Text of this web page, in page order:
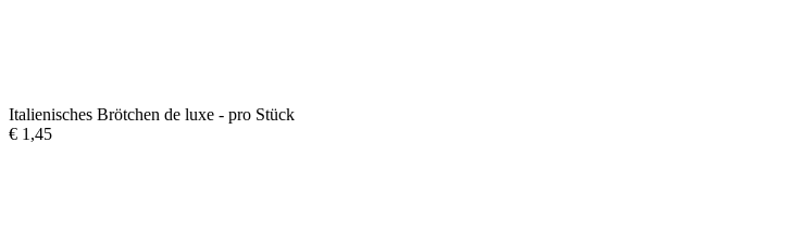
Italienisches Brötchen de luxe - pro Stück
€ 1,45